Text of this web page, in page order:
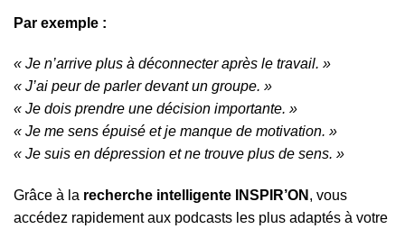
Par exemple :
« Je n’arrive plus à déconnecter après le travail. »
« J’ai peur de parler devant un groupe. »
« Je dois prendre une décision importante. »
« Je me sens épuisé et je manque de motivation. »
« Je suis en dépression et ne trouve plus de sens. »
Grâce à la recherche intelligente INSPIR’ON , vous
accédez rapidement aux podcasts les plus adaptés à votre